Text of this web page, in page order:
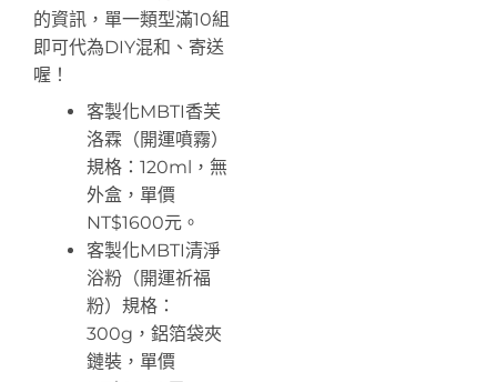
的資訊，單一類型滿10組
即可代為DIY混和、寄送
喔！
客製化MBTI香芙
洛霖（開運噴霧）
規格：120ml，無
外盒，單價
NT$1600元。
客製化MBTI清淨
浴粉（開運祈福
粉）規格：
300g，鋁箔袋夾
鏈裝，單價